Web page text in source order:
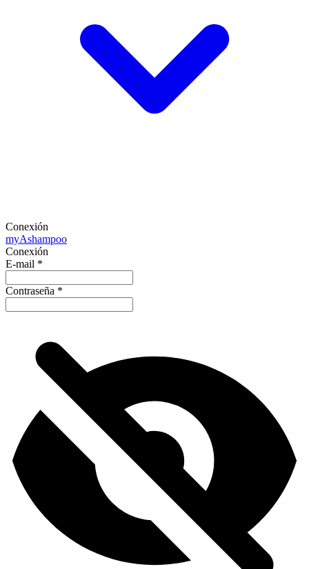
Conexión
myAshampoo
Conexión
E-mail *
Contraseña *